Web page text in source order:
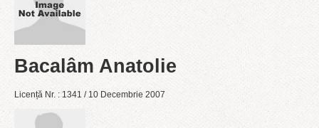
Bacalâm Anatolie
Licență Nr. : 1341 / 10 Decembrie 2007